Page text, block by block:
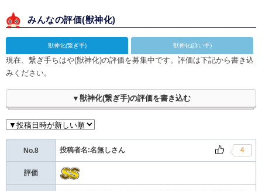
みんなの評価(獣神化)
獣神化(繋ぎ手) 獣神化(詠い手)
現在、繋ぎ手ちはや(獣神化)の評価を募集中です。評価は下記から書き込
みください。
▼獣神化(繋ぎ手)の評価を書き込む
No.8 投稿者名:名無しさん 4
評価